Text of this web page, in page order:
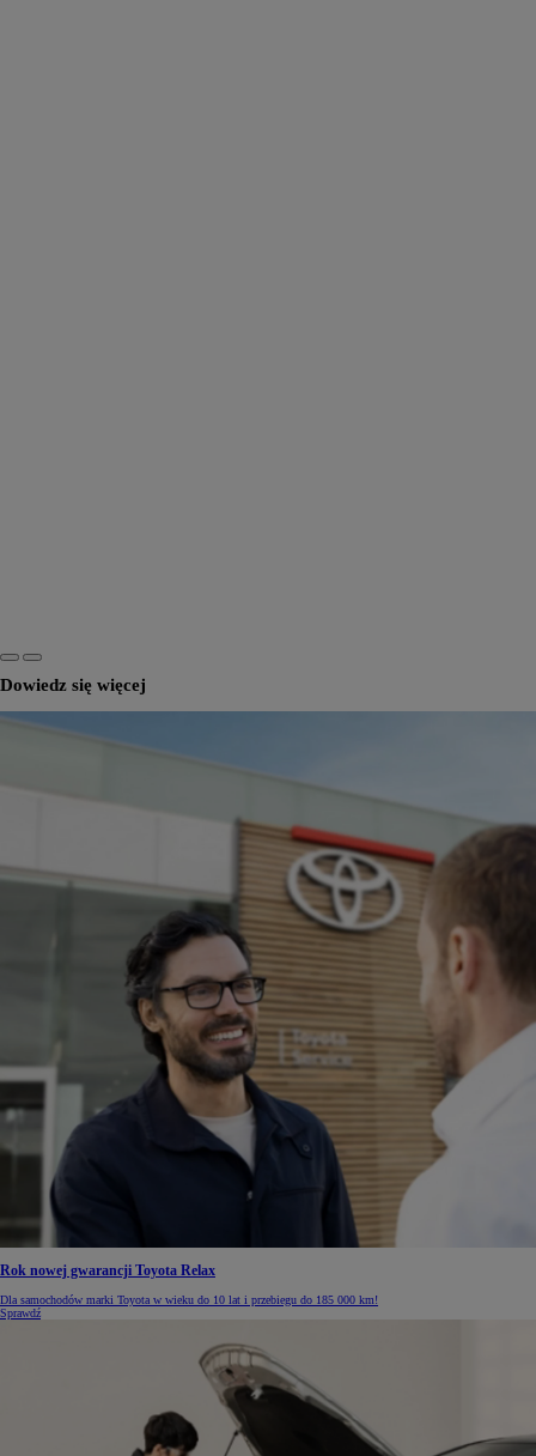
Dowiedz się więcej
Rok nowej gwarancji Toyota Relax
Dla samochodów marki Toyota w wieku do 10 lat i przebiegu do 185 000 km!
Sprawdź